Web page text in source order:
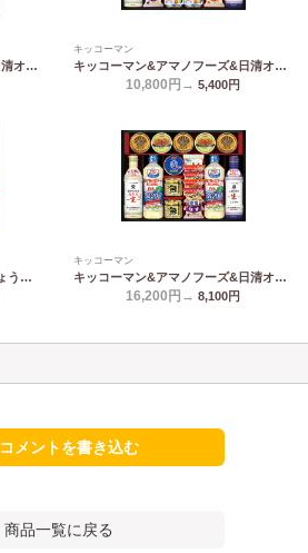
キッコーマン&アマノフーズ&日清オイリオ バラエティセット ASC-80
キッコーマン
キッコーマン&アマノフーズ&日清オイリオ バラエティセット ASC-100
10,800円→ 5,400円
キッコーマン塩分ひかえめ生しょうゆ詰合せギフト OR-1002
キッコーマン
キッコーマン&アマノフーズ&日清オイリオ バラエティセット ASC-150R
16,200円→ 8,100円
コメントを書き込む
商品一覧に戻る